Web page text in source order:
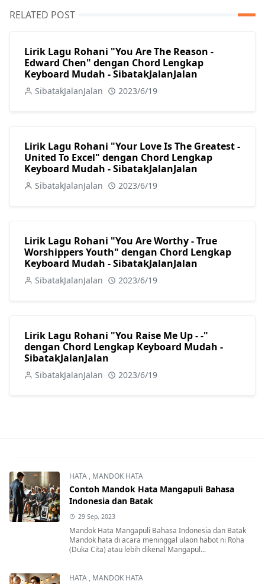
RELATED POST
Lirik Lagu Rohani "You Are The Reason -
Edward Chen" dengan Chord Lengkap
Keyboard Mudah - SibatakJalanJalan
SibatakJalanJalan 2023/6/19
Lirik Lagu Rohani "Your Love Is The Greatest -
United To Excel" dengan Chord Lengkap
Keyboard Mudah - SibatakJalanJalan
SibatakJalanJalan 2023/6/19
Lirik Lagu Rohani "You Are Worthy - True
Worshippers Youth" dengan Chord Lengkap
Keyboard Mudah - SibatakJalanJalan
SibatakJalanJalan 2023/6/19
Lirik Lagu Rohani "You Raise Me Up - -"
dengan Chord Lengkap Keyboard Mudah -
SibatakJalanJalan
SibatakJalanJalan 2023/6/19
HATA , MANDOK HATA
Contoh Mandok Hata Mangapuli Bahasa
Indonesia dan Batak
29 Sep, 2023
Mandok Hata Mangapuli Bahasa Indonesia dan Batak
Mandok hata di acara meninggal ulaon habot ni Roha
(Duka Cita) atau lebih dikenal Mangapul...
HATA , MANDOK HATA